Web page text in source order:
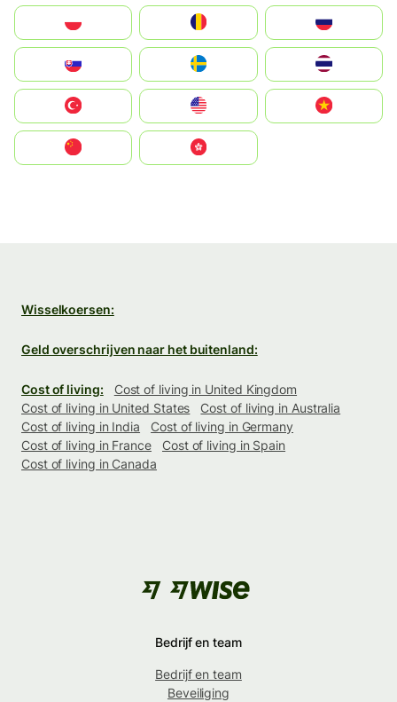
United States
中國香港特別行政區
Wisselkoersen:
Geld overschrijven naar het buitenland:
Cost of living:
Cost of living in United Kingdom
Cost of living in United States
Cost of living in Australia
Cost of living in India
Cost of living in Germany
Cost of living in France
Cost of living in Spain
Cost of living in Canada
Bedrijf en team
Bedrijf en team
Beveiliging